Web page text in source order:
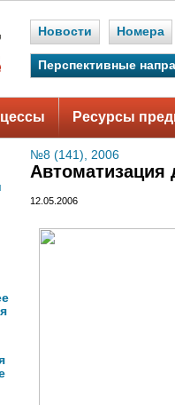
Новости Номера
Перспективные
Ресурсы
№8 (141), 2006
Автоматизация
12.05.2006